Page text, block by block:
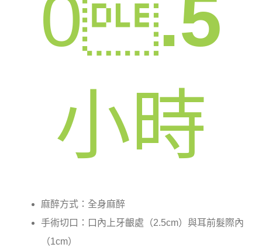
0.5
小時
麻醉方式：全身麻醉
手術切口：口內上牙齦處（2.5cm）與耳前髮際內
（1cm）